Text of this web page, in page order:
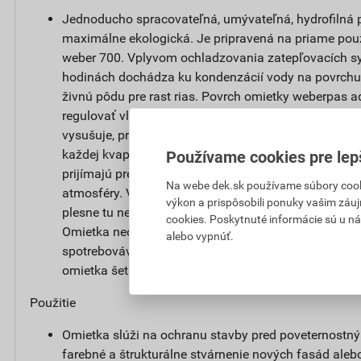
Jednoducho spracovateľná, umývateľná, hydrofilná
maximálne ekologická. Je pripravená na priame
weber 700. Vplyvom ochladzovania zatepľovacích
hodinách dochádza ku kondenzácií vody na
živnú pôdu pre rast rias. Povrch omietky weberpas
regulovať vlhkosť. Po zvlhčení dažďom alebo rosou
vysušuje, pretože niekoľkonásobne zväčšuje aktívnu
každej kvapky vody. Najjemnejšie kapilárne póry
prijímajú prebytočnú vlhkosť a pri klesajúcej vlhkosti
atmosféry. Vodný režim fasády sa udržuje v
plesne tu nenájdu živnú pôdu a fasáda si po dlhú
Omietka neobsahuje biocídne prostriedky pre
spotrebovávané a vymývane do okolitého prostredia,
omietka šetrná k životnému prostrediu.
Použitie
Omietka slúži na ochranu stavby pred
farebné a štrukturálne stvárnenie nových fasád
Používame cookies pre
Na webe dek.sk používame súbory
výkon a prispôsobili ponuky vašim
cookies. Poskytnuté informácie sú u
alebo vypnúť.